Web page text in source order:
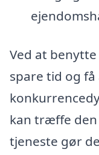
Ved at
spare tid og
kan træffe den
tjeneste gør